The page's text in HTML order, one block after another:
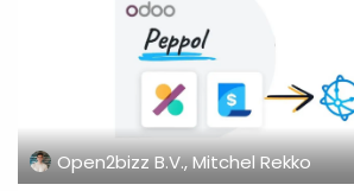
Open2bizz B.V., Mitchel Rekko